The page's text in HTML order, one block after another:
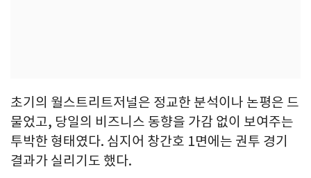
초기의 월스트리트저널은 정교한 분석이나 논평은 드
물었고, 당일의 비즈니스 동향을 가감 없이 보여주는
투박한 형태였다. 심지어 창간호 1면에는 권투 경기
결과가 실리기도 했다.